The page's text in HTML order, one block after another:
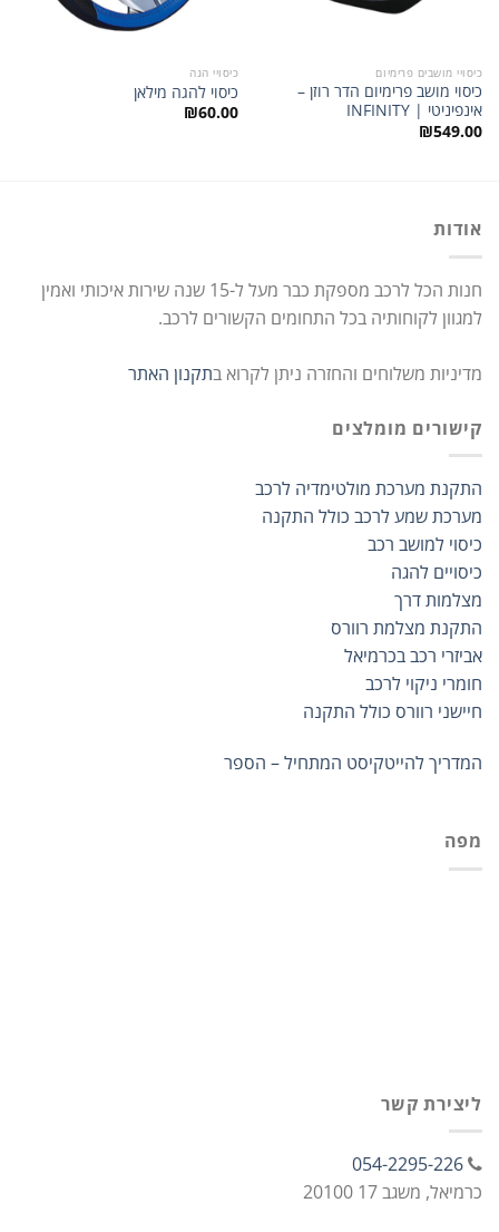
כיסויי מושבים פרימיום
כיסוי מושב פרימיום הדר רוזן –
אינפיניטי | INFINITY
₪549.00
כיסויי הגה
כיסוי להגה מילאן
₪60.00
אודות
חנות הכל לרכב מספקת כבר מעל ל-15 שנה שירות איכותי ואמין
למגוון לקוחותיה בכל התחומים הקשורים לרכב.
מדיניות משלוחים והחזרה ניתן לקרוא בתקנון האתר
קישורים מומלצים
התקנת מערכת מולטימדיה לרכב
מערכת שמע לרכב כולל התקנה
כיסוי למושב רכב
כיסויים להגה
מצלמות דרך
התקנת מצלמת רוורס
אביזרי רכב בכרמיאל
חומרי ניקוי לרכב
חיישני רוורס כולל התקנה
המדריך להייטקיסט המתחיל – הספר
מפה
ליצירת קשר
054-2295-226
כרמיאל, משגב 17 20100